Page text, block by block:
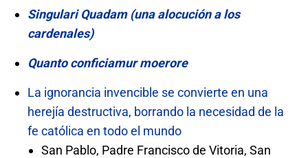
Singulari Quadam (una alocución a los
cardenales)
Quanto conficiamur moerore
La ignorancia invencible se convierte en una
herejía destructiva, borrando la necesidad de la
fe católica en todo el mundo
San Pablo, Padre Francisco de Vitoria, San